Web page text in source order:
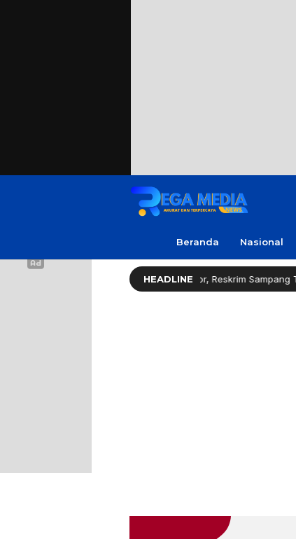
Beranda Nasional
HEADLINE
Cepat Ungkap Curanmor, Reskrim Sampang Tuai Apresiasi